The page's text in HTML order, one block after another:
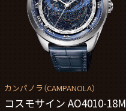
カンパノラ（CAMPANOLA）
コスモサイン AO4010-18M